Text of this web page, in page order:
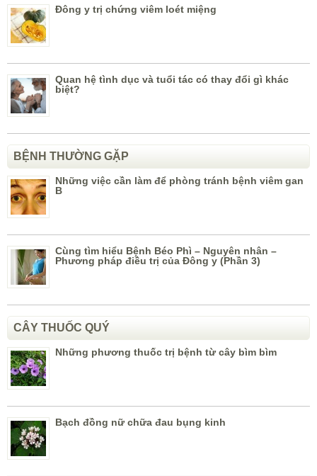
Đông y trị chứng viêm loét miệng
Quan hệ tình dục và tuổi tác có thay đổi gì khác
biệt?
BỆNH THƯỜNG GẶP
Những việc cần làm để phòng tránh bệnh viêm gan
B
Cùng tìm hiểu Bệnh Béo Phì – Nguyên nhân –
Phương pháp điều trị của Đông y (Phần 3)
CÂY THUỐC QUÝ
Những phương thuốc trị bệnh từ cây bìm bìm
Bạch đồng nữ chữa đau bụng kinh